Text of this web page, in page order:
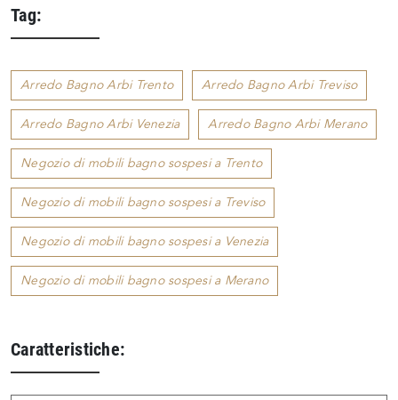
Tag:
Arredo Bagno Arbi Trento Arredo Bagno Arbi Treviso
Arredo Bagno Arbi Venezia Arredo Bagno Arbi Merano
Negozio di mobili bagno sospesi a Trento
Negozio di mobili bagno sospesi a Treviso
Negozio di mobili bagno sospesi a Venezia
Negozio di mobili bagno sospesi a Merano
Caratteristiche: